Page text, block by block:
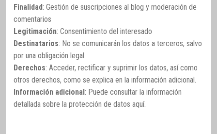
Finalidad: Gestión de suscripciones al blog y moderación de
comentarios
Legitimación: Consentimiento del interesado
Destinatarios: No se comunicarán los datos a terceros, salvo
por una obligación legal.
Derechos: Acceder, rectificar y suprimir los datos, así como
otros derechos, como se explica en la información adicional.
Información adicional: Puede consultar la información
detallada sobre la protección de datos aquí.